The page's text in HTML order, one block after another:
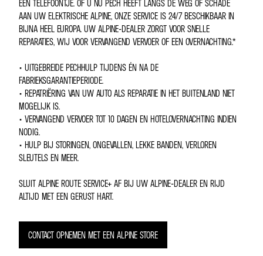
ÉÉN TELEFOONTJE. OF U NU PECH HEEFT LANGS DE WEG OF SCHADE
AAN UW ELEKTRISCHE ALPINE, ONZE SERVICE IS 24/7 BESCHIKBAAR IN
BIJNA HEEL EUROPA. UW ALPINE-DEALER ZORGT VOOR SNELLE
REPARATIES, WIJ VOOR VERVANGEND VERVOER OF EEN OVERNACHTING.*
• UITGEBREIDE PECHHULP TIJDENS ÉN NA DE
FABRIEKSGARANTIEPERIODE.
• REPATRIËRING VAN UW AUTO ALS REPARATIE IN HET BUITENLAND NIET
MOGELIJK IS.
• VERVANGEND VERVOER TOT 10 DAGEN EN HOTELOVERNACHTING INDIEN
NODIG.
• HULP BIJ STORINGEN, ONGEVALLEN, LEKKE BANDEN, VERLOREN
SLEUTELS EN MEER.
SLUIT ALPINE ROUTE SERVICE+ AF BIJ UW ALPINE-DEALER EN RIJD
ALTIJD MET EEN GERUST HART.
CONTACT OPNEMEN MET EEN ALPINE STORE